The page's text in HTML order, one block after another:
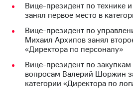
Вице-президент по технике
занял первое место в
Вице-президент по
Михаил Архипов занял
«Директора по персоналу»
Вице-президент по
вопросам Валерий Шоржин
категории «Директора по